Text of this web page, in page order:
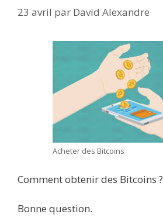
23 avril par David Alexandre
Acheter des Bitcoins
Comment obtenir des Bitcoins ?
Bonne question.